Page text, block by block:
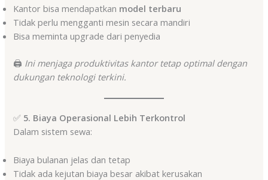
Kantor bisa mendapatkan model terbaru
Tidak perlu mengganti mesin secara mandiri
Bisa meminta upgrade dari penyedia
🖨️ Ini menjaga produktivitas kantor tetap optimal dengan
dukungan teknologi terkini.
✅ 5. Biaya Operasional Lebih Terkontrol
Dalam sistem sewa:
Biaya bulanan jelas dan tetap
Tidak ada kejutan biaya besar akibat kerusakan